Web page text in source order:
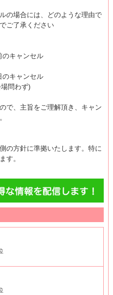
の場合には、どのような理由で
ご了承ください
のキャンセル
のキャンセル
問わず)
で、主旨をご理解頂き、キャン
の方針に準拠いたします。特に
す。